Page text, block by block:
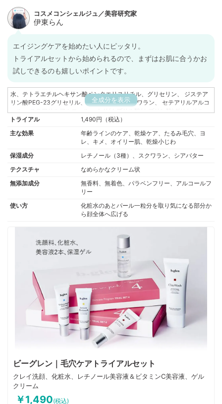
エイジングケアを始めたい人にピッタリ。
トライアルセットから始められるので、まずはお肌に合うかお
試しできるのも嬉しいポイントです。
全成分を表示
水、テトラエチルヘキサン酸ペンタエリスリチル、グリセリン、 ジステア
リン酸PEG-23グリセリル、 ジメチコン、 スクワラン、 セテアリルアルコ
ール、 ステアリルアルコール、 トリ(カプリル酸/カプリン酸)グリセリル、
ペンチレングリコール、 ジミリスチン酸PEG-12グリセリル、 レチノイン
セチルトリペプチド-2、 トコフェロール、 酢酸トコフェロール、 グルコシ
ルルチン、 シア脂、 ジラウロイルグルタミン酸リシンNa、 マカデミアナ
ッツ脂肪酸コレステリル、 コレステロール、 ステアリン酸コレステリル、
オレイン酸ポリグリセリル-5、 ステアリン酸ポリグリセリル-10、 ステア
リン酸グリセリル、 エチルヘキシルグリセリン、 ミツロウ、 BG、 コーン
油、 (ジメチコン/ビニルジメチコン)クロスポリマー、 ジメチコンクロスポ
リマー、 カルボマー、 フェノキシエタノール、 EDTA-2Na、 水酸化K
トライアル
1,490円（税込）
主な効果
年齢ラインのケア、乾燥ケア、たるみ毛穴、ヨ
レ、キメ、オイリー肌、乾燥小じわ
保湿成分
レチノール（3種）、スクワラン、シアバター
テクスチャ
なめらかなクリーム状
無添加成分
無香料、無着色、パラベンフリー、アルコールフ
リー
使い方
化粧水のあとパール一粒分を取り気になる部分か
ら顔全体へ広げる
ビーグレン｜毛穴ケアトライアルセット
クレイ洗顔、化粧水、レチノール美容液＆ビタミンC美容液、ゲル
クリーム
￥1,490(税込)